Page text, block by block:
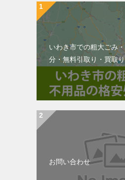
いわき市での粗大ごみ
分・無料引取り・買取
お問い合わせ